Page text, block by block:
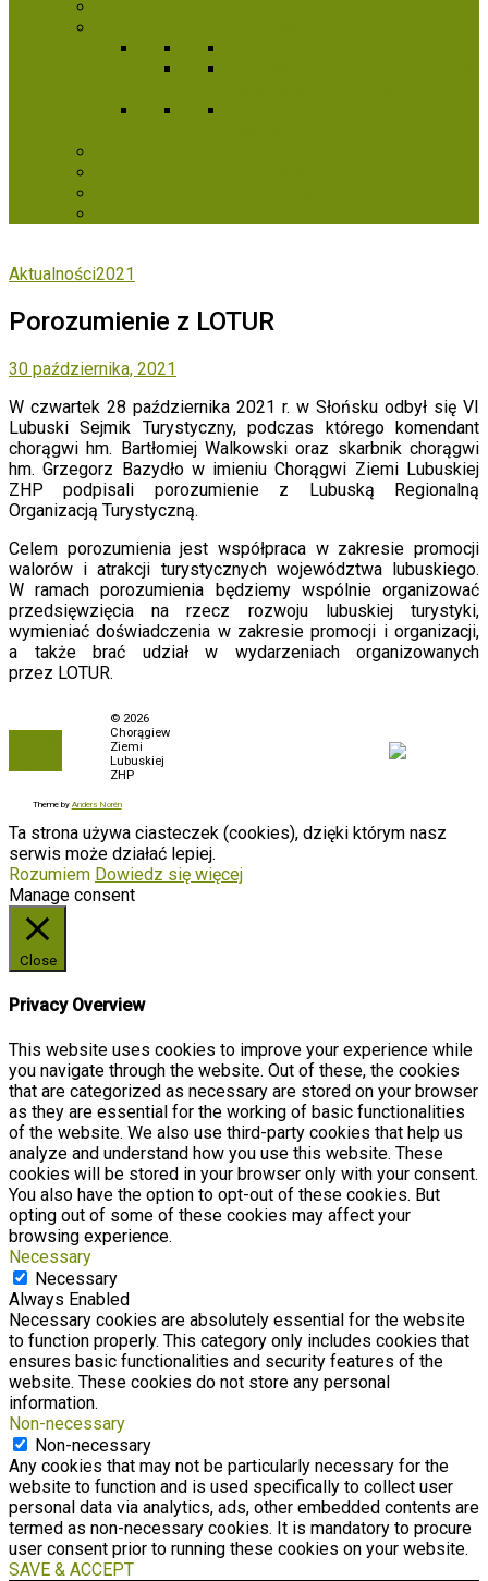
Aktualności2021
Porozumienie z LOTUR
30 października, 2021
W czwartek 28 października 2021 r. w Słońsku odbył się VI
Lubuski Sejmik Turystyczny, podczas którego komendant
chorągwi hm. Bartłomiej Walkowski oraz skarbnik chorągwi
hm. Grzegorz Bazydło w imieniu Chorągwi Ziemi Lubuskiej
ZHP podpisali porozumienie z Lubuską Regionalną
Organizacją Turystyczną.
Celem porozumienia jest współpraca w zakresie promocji
walorów i atrakcji turystycznych województwa lubuskiego.
W ramach porozumienia będziemy wspólnie organizować
przedsięwzięcia na rzecz rozwoju lubuskiej turystyki,
wymieniać doświadczenia w zakresie promocji i organizacji,
a także brać udział w wydarzeniach organizowanych
przez LOTUR.
© 2026
Chorągiew
Ziemi
Lubuskiej
ZHP
Theme by Anders Norén
Ta strona używa ciasteczek (cookies), dzięki którym nasz
serwis może działać lepiej.
Rozumiem Dowiedz się więcej
Manage consent
Close
Privacy Overview
This website uses cookies to improve your experience while
you navigate through the website. Out of these, the cookies
that are categorized as necessary are stored on your browser
as they are essential for the working of basic functionalities
of the website. We also use third-party cookies that help us
analyze and understand how you use this website. These
cookies will be stored in your browser only with your consent.
You also have the option to opt-out of these cookies. But
opting out of some of these cookies may affect your
browsing experience.
Necessary
Necessary
Always Enabled
Necessary cookies are absolutely essential for the website
to function properly. This category only includes cookies that
ensures basic functionalities and security features of the
website. These cookies do not store any personal
information.
Non-necessary
Non-necessary
Any cookies that may not be particularly necessary for the
website to function and is used specifically to collect user
personal data via analytics, ads, other embedded contents are
termed as non-necessary cookies. It is mandatory to procure
user consent prior to running these cookies on your website.
SAVE & ACCEPT